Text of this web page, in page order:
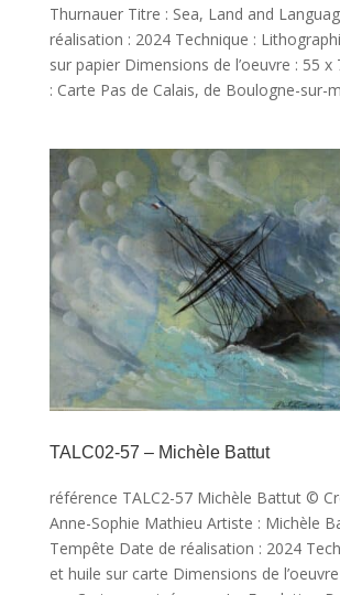
Thurnauer Titre : Sea, Land and
réalisation : 2024 Technique :
sur papier Dimensions de l’oeuvre : 55
: Carte Pas de Calais, de Boulogne-sur-
TALC02-57 – Michèle Battut
référence TALC2-57 Michèle Battut ©
Anne-Sophie Mathieu Artiste : Michèle
Tempête Date de réalisation : 2024
et huile sur carte Dimensions de